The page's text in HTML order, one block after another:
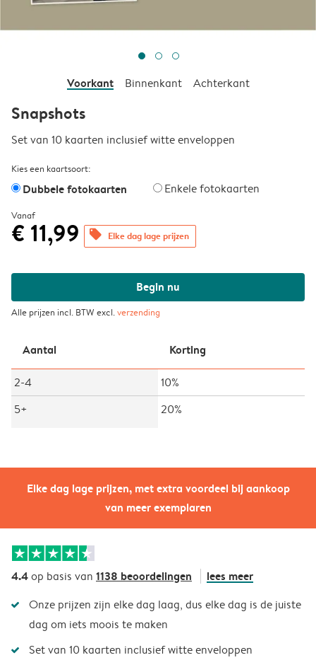
Elke dag lage prijzen, met extra voordeel bij aankoop
van meer exemplaren
Voorkant Binnenkant Achterkant
Snapshots
Set van 10 kaarten inclusief witte enveloppen
Kies een kaartsoort:
Dubbele fotokaarten Enkele fotokaarten
Vanaf
€ 11,99 offers Elke dag lage prijzen
Begin nu
Alle prijzen incl. BTW excl.verzending
Aantal Korting
2-4
10%
5+
20%
4.4op basis van 1138 beoordelingen lees meer
Onze prijzen zijn elke dag laag, dus elke dag is de juiste
dag om iets moois te maken
Set van 10 kaarten inclusief witte enveloppen